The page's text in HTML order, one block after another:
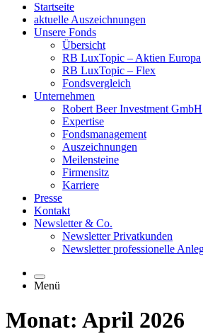
Startseite
aktuelle Auszeichnungen
Unsere Fonds
Übersicht
RB LuxTopic – Aktien Europa
RB LuxTopic – Flex
Fondsvergleich
Unternehmen
Robert Beer Investment GmbH
Expertise
Fondsmanagement
Auszeichnungen
Meilensteine
Firmensitz
Karriere
Presse
Kontakt
Newsletter & Co.
Newsletter Privatkunden
Newsletter professionelle
Menü
Monat: April 2026